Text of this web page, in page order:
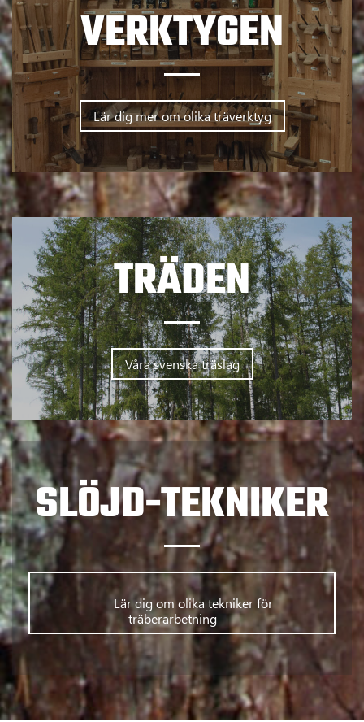
VERKTYGEN
Lär dig mer om olika träverktyg
TRÄDEN
Våra svenska träslag
SLÖJD-TEKNIKER
träberarbetning